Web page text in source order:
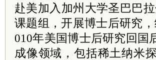
赴美加入加州大学圣巴巴
课题组，开展博士后研究
010年美国博士后研究回国
成像领域，包括稀土纳米